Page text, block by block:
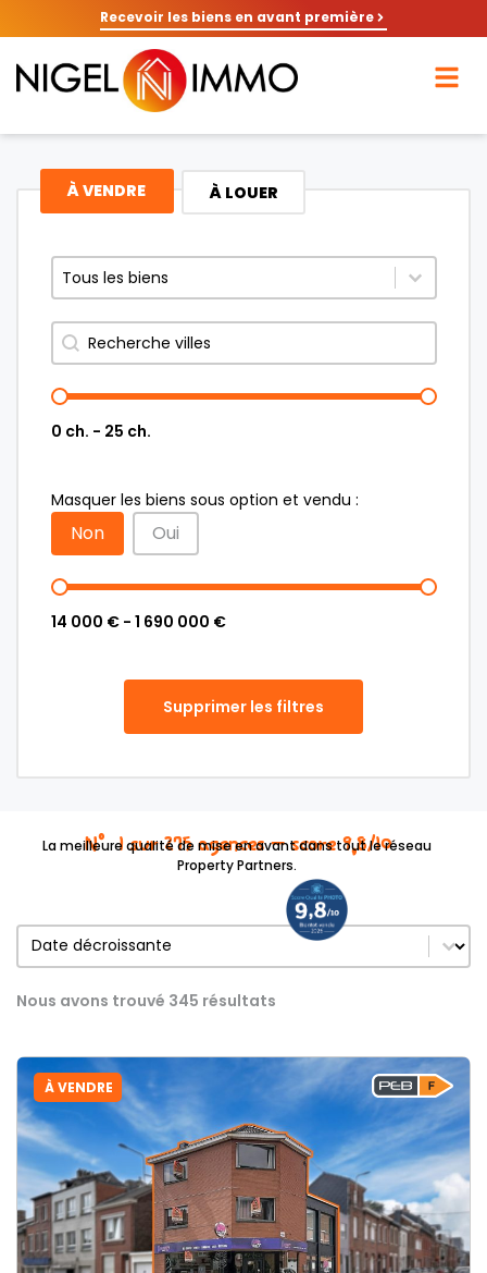
Recevoir les biens en avant première
À VENDRE À LOUER
Sélectionnez le contenu
Sélectionnez le contenu
Rechercher
0 ch. - 25 ch.
Masquer les biens sous option et vendu :
Non Oui
14 000 € - 1 690 000 €
Supprimer les filtres
N°1 sur 275 agences – score 9,8/10
La meilleure qualité de mise en avant dans tout le réseau
Property Partners.
Nous avons trouvé 345 résultats
Trier le contenu
À VENDRE